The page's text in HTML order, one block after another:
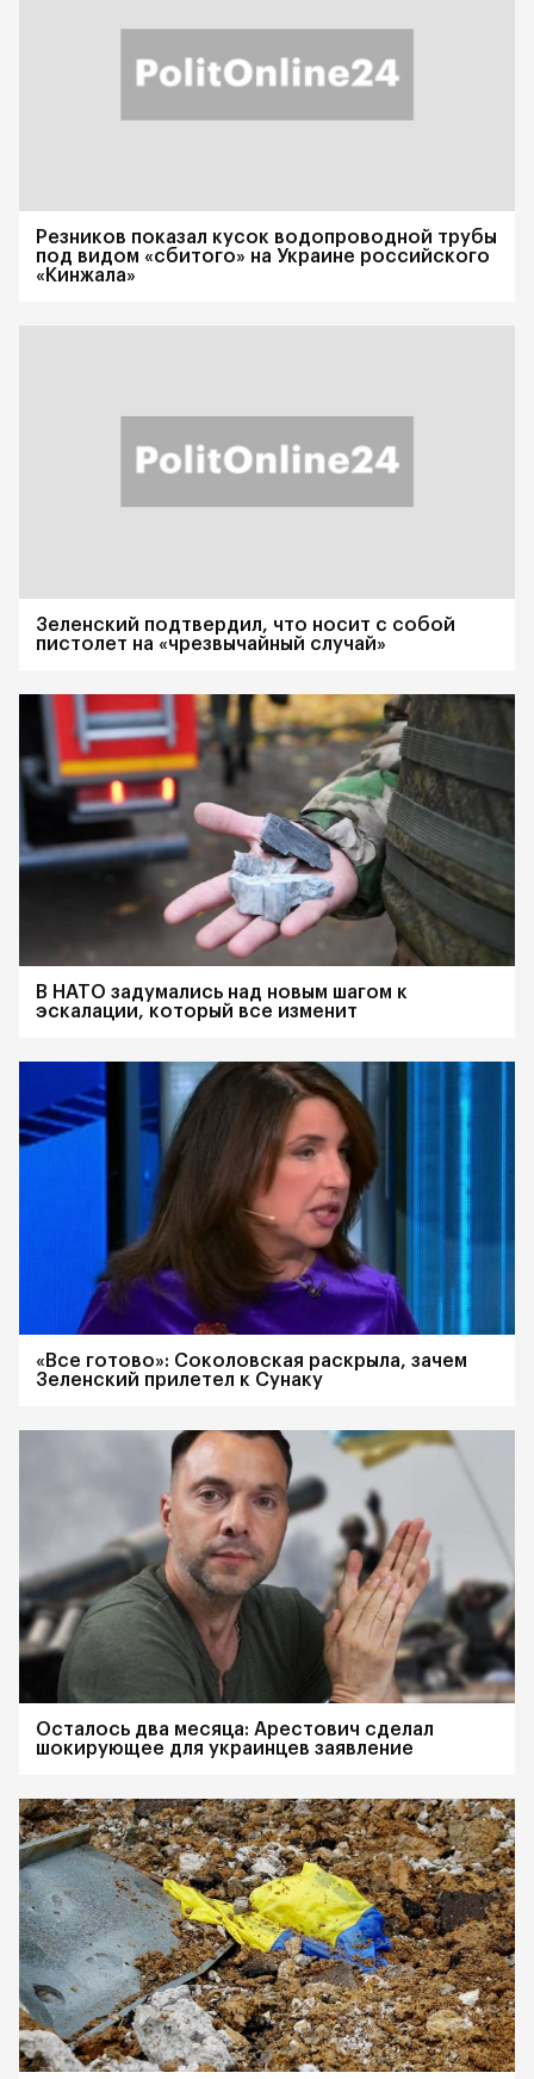
Резников показал кусок водопроводной трубы
под видом «сбитого» на Украине российского
«Кинжала»
Зеленский подтвердил, что носит с собой
пистолет на «чрезвычайный случай»
В НАТО задумались над новым шагом к
эскалации, который все изменит
«Все готово»: Соколовская раскрыла, зачем
Зеленский прилетел к Сунаку
Осталось два месяца: Арестович сделал
шокирующее для украинцев заявление